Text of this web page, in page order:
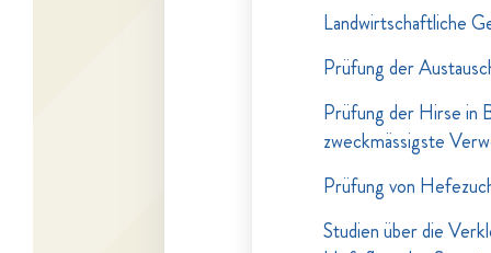
Landwirtschaftliche
Prüfung der
Prüfung der Hirse in
zweckmässigste
Prüfung von
Studien über die